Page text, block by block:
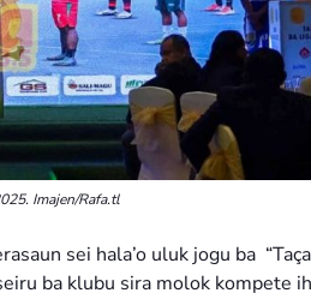
Imajen/Rafa.tl
sei hala’o uluk jogu ba
ba klubu sira molok kompete